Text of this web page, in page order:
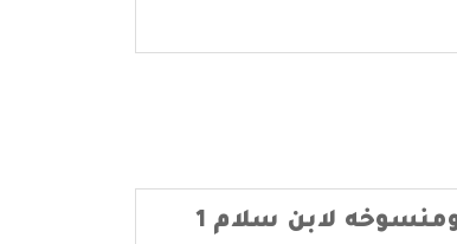
لابن سلام 1